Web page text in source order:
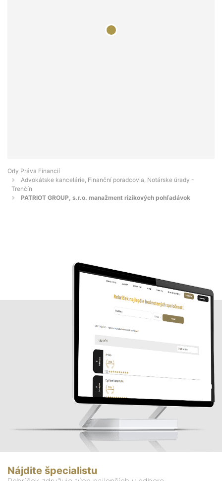
Orly Práva Financií
Advokátske kancelárie, Finanční poradcovia, Notárske úrady -
Trenčín
PATRIOT GROUP, s.r.o. manažment rizikových pohľadávok
Nájdite špecialistu